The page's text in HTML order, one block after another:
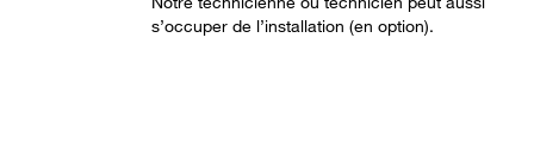
s’occuper de l’installation (en option).